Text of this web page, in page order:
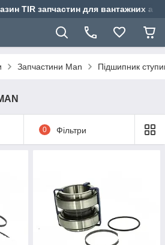
TIR запчастин для вантажних
Запчастини Man Підшипник
0 Фільтри